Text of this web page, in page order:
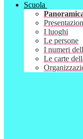
Scuola
I luoghi
Le persone
I numeri
Le carte